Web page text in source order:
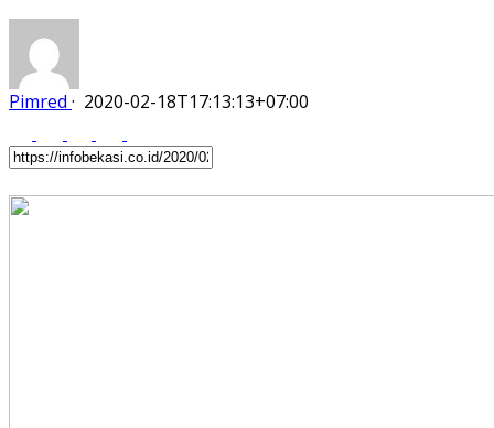
Pimred · 2020-02-18T17:13:13+07:00